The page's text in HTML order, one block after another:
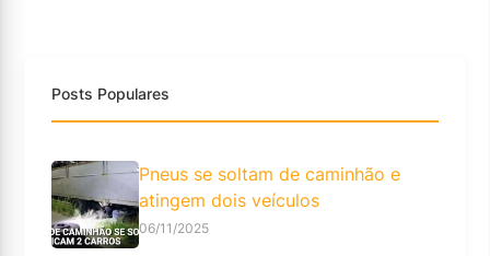
Posts Populares
Pneus se soltam de caminhão e
atingem dois veículos
06/11/2025